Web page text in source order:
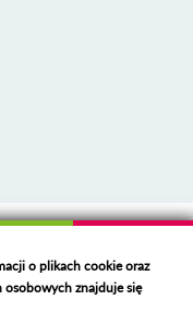
o plikach cookie oraz
osobowych znajduje się